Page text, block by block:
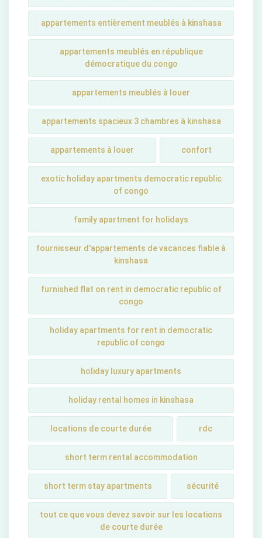
appartements entièrement meublés à kinshasa
appartements meublés en république
démocratique du congo
appartements meublés à louer
appartements spacieux 3 chambres à kinshasa
appartements à louer confort
exotic holiday apartments democratic republic
of congo
family apartment for holidays
fournisseur d'appartements de vacances fiable à
kinshasa
furnished flat on rent in democratic republic of
congo
holiday apartments for rent in democratic
republic of congo
holiday luxury apartments
holiday rental homes in kinshasa
locations de courte durée rdc
short term rental accommodation
short tеrm stay apartmеnts sécurité
tout ce que vous devez savoir sur les locations
de courte durée